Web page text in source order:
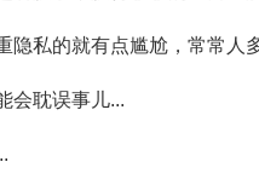
隐私的就有点尴尬，常常人
会耽误事儿...